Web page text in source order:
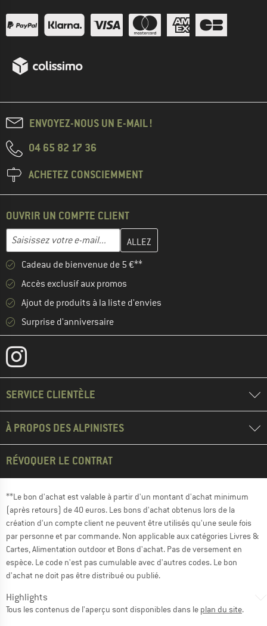
ENVOYEZ-NOUS UN E-MAIL !
04 65 82 17 36
ACHETEZ CONSCIEMMENT
OUVRIR UN COMPTE CLIENT
Adresse e-mail
Entrez votre adresse e-mail ici et créez votre compte client à la
Cadeau de bienvenue de 5 €**
Accès exclusif aux promos
Ajout de produits à la liste d'envies
Surprise d'anniversaire
SERVICE CLIENTÈLE
À PROPOS DES ALPINISTES
RÉVOQUER LE CONTRAT
**Le bon d'achat est valable à partir d'un montant d'achat minimum
(après retours) de 40 euros. Les bons d'achat obtenus lors de la
création d'un compte client ne peuvent être utilisés qu'une seule fois
par personne et par commande. Non applicable aux catégories Livres &
Cartes, Alimentation outdoor et Bons d'achat. Pas de versement en
espèce. Le code n'est pas cumulable avec d'autres codes. Le bon
d'achat ne doit pas être distribué ou publié.
Highlights
Tous les contenus de l'aperçu sont disponibles dans le plan du site.